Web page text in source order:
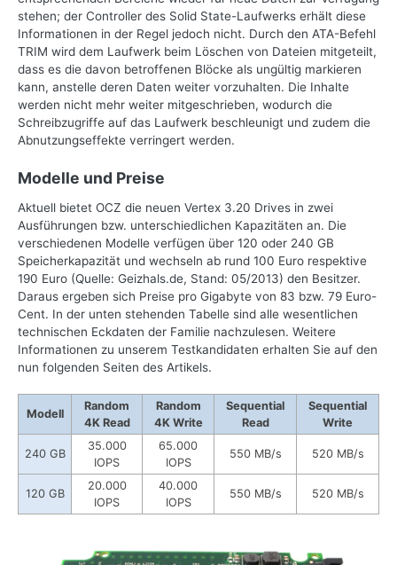
stehen; der Controller des Solid State-Laufwerks erhält diese
Informationen in der Regel jedoch nicht. Durch den ATA-Befehl
TRIM wird dem Laufwerk beim Löschen von Dateien mitgeteilt,
dass es die davon betroffenen Blöcke als ungültig markieren
kann, anstelle deren Daten weiter vorzuhalten. Die Inhalte
werden nicht mehr weiter mitgeschrieben, wodurch die
Schreibzugriffe auf das Laufwerk beschleunigt und zudem die
Abnutzungseffekte verringert werden.
Modelle und Preise
Aktuell bietet OCZ die neuen Vertex 3.20 Drives in zwei
Ausführungen bzw. unterschiedlichen Kapazitäten an. Die
verschiedenen Modelle verfügen über 120 oder 240 GB
Speicherkapazität und wechseln ab rund 100 Euro respektive
190 Euro (Quelle: Geizhals.de, Stand: 05/2013) den Besitzer.
Daraus ergeben sich Preise pro Gigabyte von 83 bzw. 79 Euro-
Cent. In der unten stehenden Tabelle sind alle wesentlichen
technischen Eckdaten der Familie nachzulesen. Weitere
Informationen zu unserem Testkandidaten erhalten Sie auf den
nun folgenden Seiten des Artikels.
Modell
Random
4K Read
Random
4K Write
Sequential
Read
Sequential
Write
240 GB
35.000
IOPS
65.000
IOPS
550 MB/s 520 MB/s
120 GB
20.000
IOPS
40.000
IOPS
550 MB/s 520 MB/s